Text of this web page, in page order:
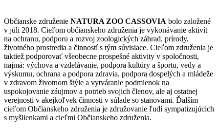
Občianske združenie NATURA ZOO CASSOVIA bolo založené
v júli 2018. Cieľom občianskeho združenia je vykonávanie aktivít
na ochranu, podporu a rozvoj zoologických záhrad, prírody,
životného prostredia a činností s tým súvisiace. Cieľom združenia je
taktiež podporovať všeobecne prospešné aktivity v spoločnosti,
najmä: výchova a vzdelávanie, podpora kultúry a športu, vedy a
výskumu, ochrana a podpora zdravia, podpora dospelých a mládeže
v zdravom životnom štýle a vytváranie podmienok na
uspokojovanie záujmov a potrieb svojich členov, ale aj ostatnej
verejnosti v akejkoľvek činnosti v súlade so stanovami. Ďalším
cieľom Občianskeho združenia je združovanie ľudí sympatizujúcich
s myšlienkami a cieľmi Občianskeho združenia.